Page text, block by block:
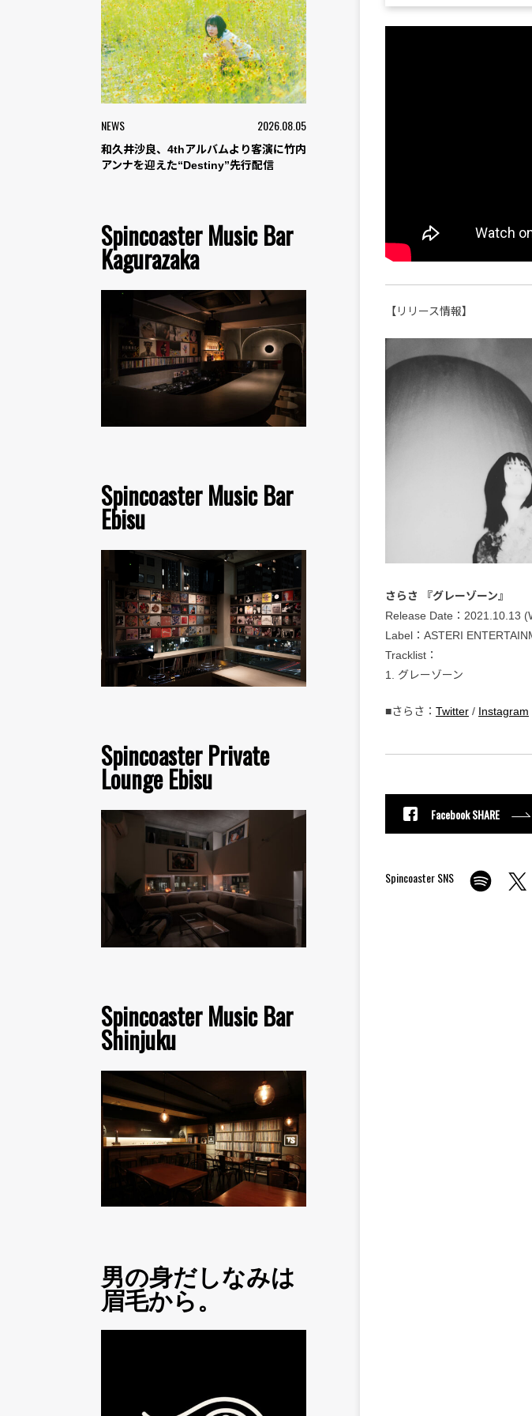
NEWS 2026.08.05
和久井沙良、4thアルバムより客演に竹内
アンナを迎えた“Destiny”先行配信
Spincoaster Music Bar
Kagurazaka
Spincoaster Music Bar
Ebisu
Spincoaster Private
Lounge Ebisu
Spincoaster Music Bar
Shinjuku
男の身だしなみは
眉毛から。
【リリース情報】
さらさ 『グレーゾーン』
Release Date：2021.10.13
Label：ASTERI
Tracklist：
1. グレーゾーン
■さらさ： Twitter / Instagram
Facebook SHARE
Spincoaster SNS